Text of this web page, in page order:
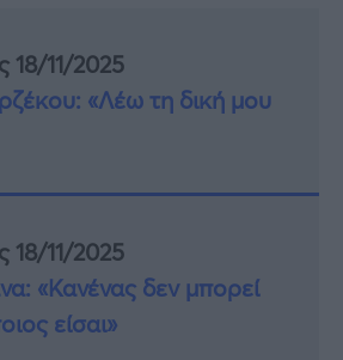
18/11/2025
«Λέω τη δική μου
18/11/2025
«Κανένας δεν μπορεί
είσαι»